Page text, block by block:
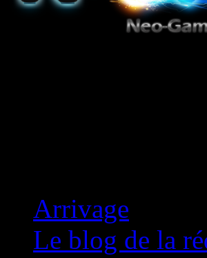
Arrivage
Le blog de la